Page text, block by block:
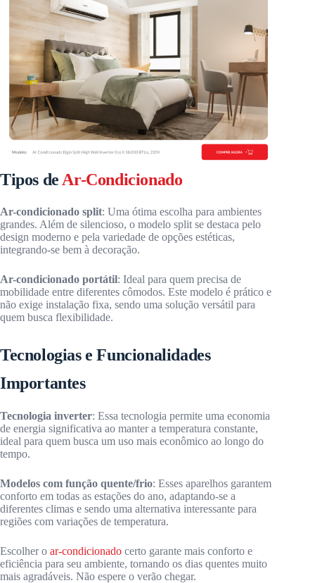
Tipos de Ar-Condicionado
Ar-condicionado split: Uma ótima escolha para ambientes
grandes. Além de silencioso, o modelo split se destaca pelo
design moderno e pela variedade de opções estéticas,
integrando-se bem à decoração.
Ar-condicionado portátil: Ideal para quem precisa de
mobilidade entre diferentes cômodos. Este modelo é prático e
não exige instalação fixa, sendo uma solução versátil para
quem busca flexibilidade.
Tecnologias e Funcionalidades
Importantes
Tecnologia inverter: Essa tecnologia permite uma economia
de energia significativa ao manter a temperatura constante,
ideal para quem busca um uso mais econômico ao longo do
tempo.
Modelos com função quente/frio: Esses aparelhos garantem
conforto em todas as estações do ano, adaptando-se a
diferentes climas e sendo uma alternativa interessante para
regiões com variações de temperatura.
Escolher o ar-condicionado certo garante mais conforto e
eficiência para seu ambiente, tornando os dias quentes muito
mais agradáveis. Não espere o verão chegar.